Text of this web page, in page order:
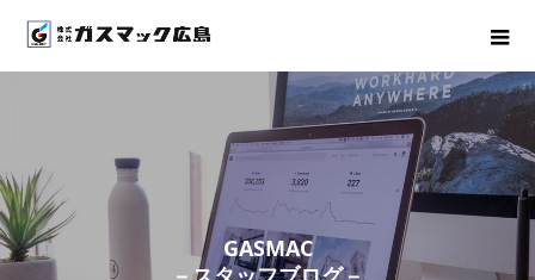
GASMAC